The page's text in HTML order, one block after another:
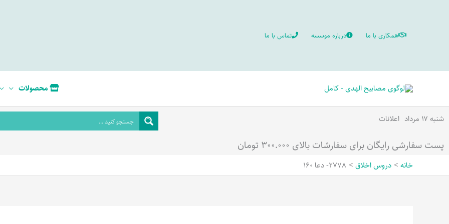
همکاری با ما درباره موسسه تماس با ما
محصولات
شنبه ۱۷ مرداد اعلانات
پست سفارشی رایگان برای سفارشات بالای ۳۰۰.۰۰۰ تومان
خانه دروس اخلاق 2778- دعا 160